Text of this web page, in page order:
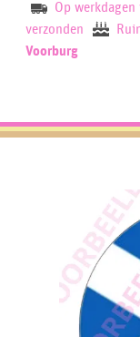
Op werkdagen
verzonden
Voorburg